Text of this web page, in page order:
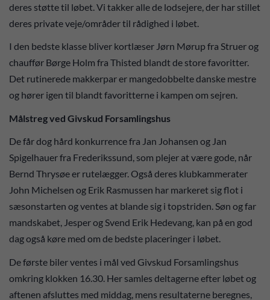
deres støtte til løbet. Vi takker alle de lodsejere, der har stillet
deres private veje/områder til rådighed i løbet.
I den bedste klasse bliver kortlæser Jørn Mørup fra Struer og
chauffør Børge Holm fra Thisted blandt de store favoritter.
Det rutinerede makkerpar er mangedobbelte danske mestre
og hører igen til blandt favoritterne i kampen om sejren.
Målstreg ved Givskud Forsamlingshus
De får dog hård konkurrence fra Jan Johansen og Jan
Spigelhauer fra Frederikssund, som plejer at være gode, når
Bernd Thrysøe er rutelægger. Også deres klubkammerater
John Michelsen og Erik Rasmussen har markeret sig flot i
sæsonstarten og ventes at blande sig i topstriden. Søn og far
mandskabet, Jesper og Svend Erik Hedevang, kan på en god
dag også køre med om de bedste placeringer i løbet.
De første biler ventes i mål ved Givskud Forsamlingshus
omkring klokken 16.30. Her samles deltagerne efter løbet og
aftenen afsluttes med middag, mens resultaterne beregnes,